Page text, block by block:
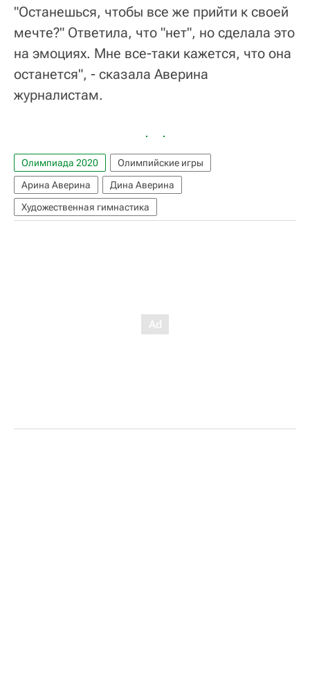
"Останешься, чтобы все же прийти к своей
мечте?" Ответила, что "нет", но сделала это
на эмоциях. Мне все-таки кажется, что она
останется", - сказала Аверина
журналистам.
Олимпиада 2020
Олимпийские игры
Арина Аверина
Дина Аверина
Художественная гимнастика